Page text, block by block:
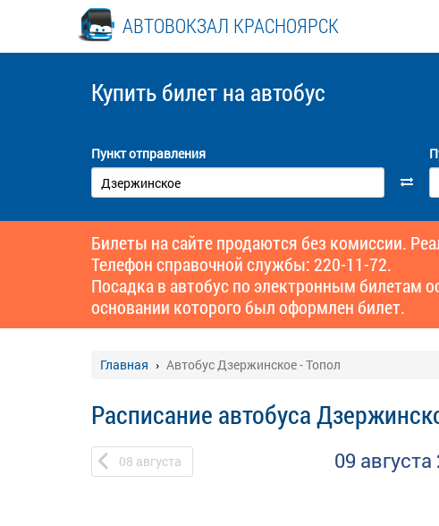
АВТОВОКЗАЛ КРАСНОЯРСК
Купить билет на автобус
Пункт отправления
Билеты на сайте продаются без комиссии.
Телефон справочной службы: 220-11-72.
Посадка в автобус по электронным билетам
основании которого был оформлен билет.
Главная Автобус Дзержинское - Топол
Расписание автобуса
08 августа 09 августа